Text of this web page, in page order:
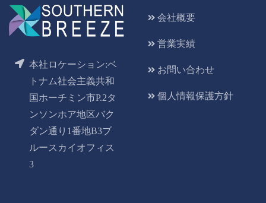
本社ロケーション:ベ
トナム社会主義共和
国ホーチミン市P.2タ
ンソンホア地区バク
ダン通り1番地B3ブ
ルースカイオフィス
3
会社概要
営業実績
お問い合わせ
個人情報保護方針